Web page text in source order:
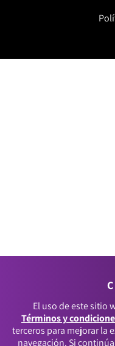
El uso de este sitio
Términos y
terceros para mejorar la
navegación. Si